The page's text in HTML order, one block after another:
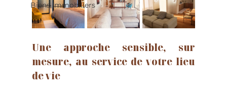
Biens Immobiliers
Une approche sensible, sur
mesure, au service de votre lieu
de vie